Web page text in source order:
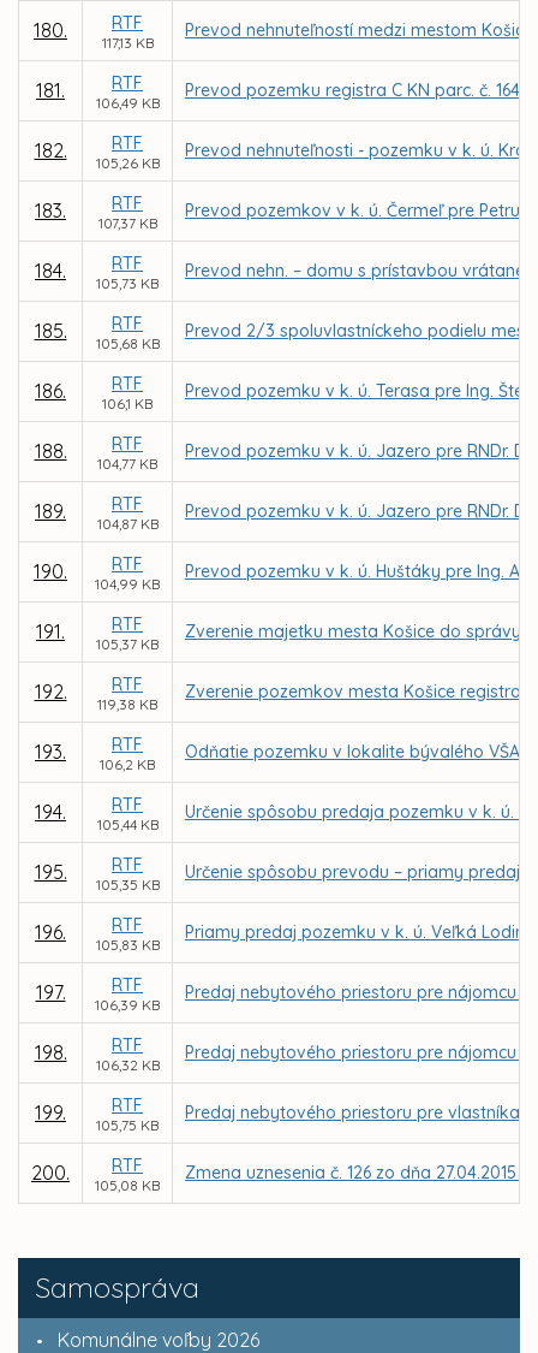
Samospráva
Komunálne voľby 2026
180. RTF
117,13 KB
Prevod nehnuteľností medzi mestom
181. RTF
106,49 KB
Prevod pozemku registra C KN parc. č.
182. RTF
105,26 KB
Prevod nehnuteľnosti - pozemku v k. ú.
183. RTF
107,37 KB
Prevod pozemkov v k. ú. Čermeľ pre Petru
184. RTF
105,73 KB
Prevod nehn. – domu s prístavbou vrátane
185. RTF
105,68 KB
Prevod 2/3 spoluvlastníckeho podielu
186. RTF
106,1 KB
Prevod pozemku v k. ú. Terasa pre Ing.
188. RTF
104,77 KB
Prevod pozemku v k. ú. Jazero pre RNDr.
189. RTF
104,87 KB
Prevod pozemku v k. ú. Jazero pre RNDr.
190. RTF
104,99 KB
Prevod pozemku v k. ú. Huštáky pre Ing.
191. RTF
105,37 KB
Zverenie majetku mesta Košice do správy
192. RTF
119,38 KB
Zverenie pozemkov mesta Košice registra
193. RTF
106,2 KB
Odňatie pozemku v lokalite bývalého VŠA
194. RTF
105,44 KB
Určenie spôsobu predaja pozemku v k. ú.
195. RTF
105,35 KB
Určenie spôsobu prevodu – priamy predaj
196. RTF
105,83 KB
Priamy predaj pozemku v k. ú. Veľká
197. RTF
106,39 KB
Predaj nebytového priestoru pre nájomcu
198. RTF
106,32 KB
Predaj nebytového priestoru pre nájomcu
199. RTF
105,75 KB
Predaj nebytového priestoru pre vlastníka
200. RTF
105,08 KB
Zmena uznesenia č. 126 zo dňa 27.04.2015